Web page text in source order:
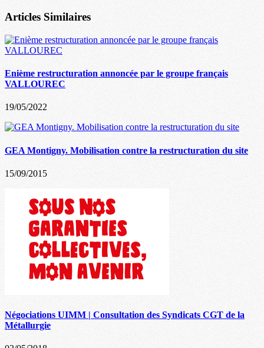
Articles Similaires
Enième restructuration annoncée par le groupe français
VALLOUREC
19/05/2022
GEA Montigny. Mobilisation contre la restructuration du site
15/09/2015
Négociations UIMM | Consultation des Syndicats CGT de la
Métallurgie